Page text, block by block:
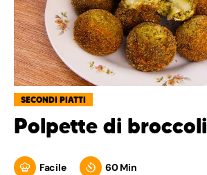
SECONDI PIATTI
Polpette di broccoli
Facile 60 Min